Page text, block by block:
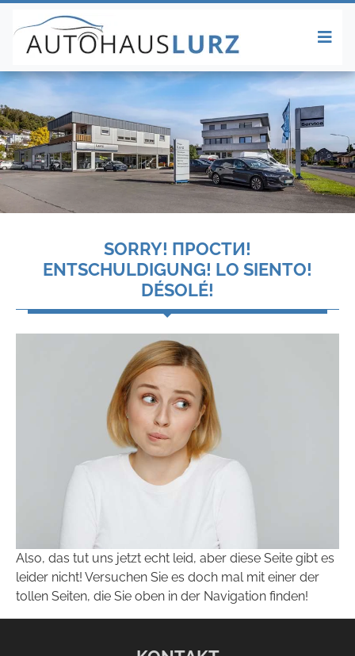
SORRY! ПРОСТИ!
ENTSCHULDIGUNG! LO SIENTO!
DÉSOLÉ!
Also, das tut uns jetzt echt leid, aber diese Seite gibt es
leider nicht! Versuchen Sie es doch mal mit einer der
tollen Seiten, die Sie oben in der Navigation finden!